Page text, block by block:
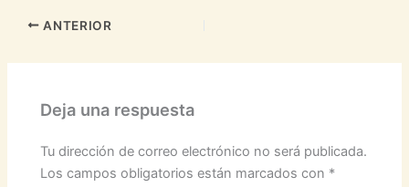
ANTERIOR
Deja una respuesta
Tu dirección de correo electrónico no será publicada.
Los campos obligatorios están marcados con *